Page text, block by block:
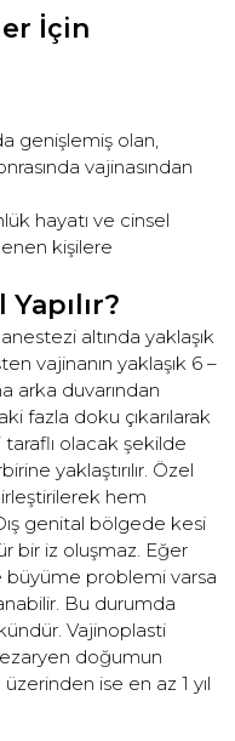
İçin
genişlemiş olan,
vajinasından
hayatı ve cinsel
kişilere
altında yaklaşık
vajinanın yaklaşık 6 –
arka duvarından
fazla doku çıkarılarak
olacak şekilde
yaklaştırılır. Özel
hem
genital bölgede kesi
bir iz oluşmaz. Eğer
büyüme problemi varsa
Bu durumda
Vajinoplasti
doğumun
ise en az 1 yıl